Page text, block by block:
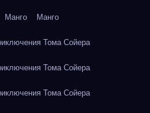
Манго Манго
Тома Сойера
Тома Сойера
Тома Сойера